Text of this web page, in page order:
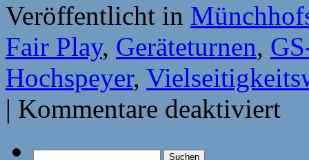
Veröffentlicht in
Fair Play, Geräteturnen,
Hochspeyer,
| Kommentare deaktiviert